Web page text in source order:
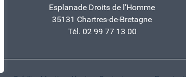
Esplanade Droits de l’Homme
35131 Chartres-de-Bretagne
Tél. 02 99 77 13 00